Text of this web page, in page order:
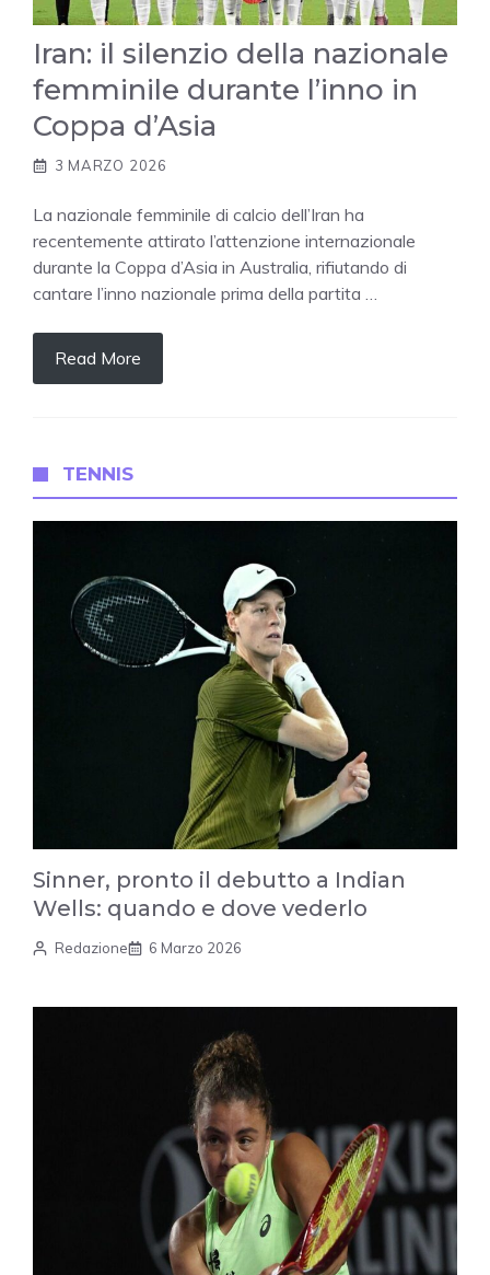
Iran: il silenzio della nazionale
femminile durante l’inno in
Coppa d’Asia
3 MARZO 2026
La nazionale femminile di calcio dell’Iran ha
recentemente attirato l’attenzione internazionale
durante la Coppa d’Asia in Australia, rifiutando di
cantare l’inno nazionale prima della partita …
Read More
TENNIS
Sinner, pronto il debutto a Indian
Wells: quando e dove vederlo
Redazione 6 Marzo 2026